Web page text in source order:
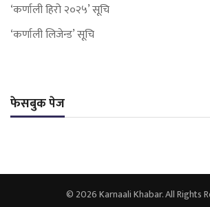
‘कर्णाली हिरो २०२५’ सूचि
‘कर्णाली लिजेन्ड’ सूचि
फेसबुक पेज
© 2026 Karnaali Khabar. All Rights